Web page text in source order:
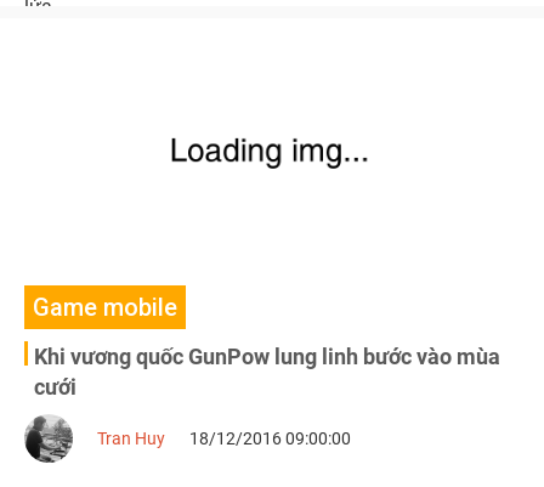
lửa.
Game mobile
Khi vương quốc GunPow lung linh bước vào mùa
cưới
Tran Huy 18/12/2016 09:00:00